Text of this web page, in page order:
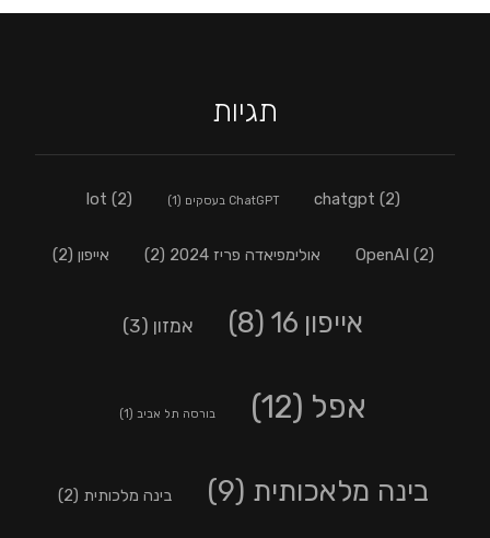
תגיות
chatgpt (2) ChatGPT בעסקים (1)
lot (2)
OpenAI (2) אולימפיאדה פריז 2024 (2) אייפון (2)
אייפון 16 (8) אמזון (3)
אפל (12) בורסה תל אביב (1)
בינה מלאכותית (9) בינה מלכותית (2)